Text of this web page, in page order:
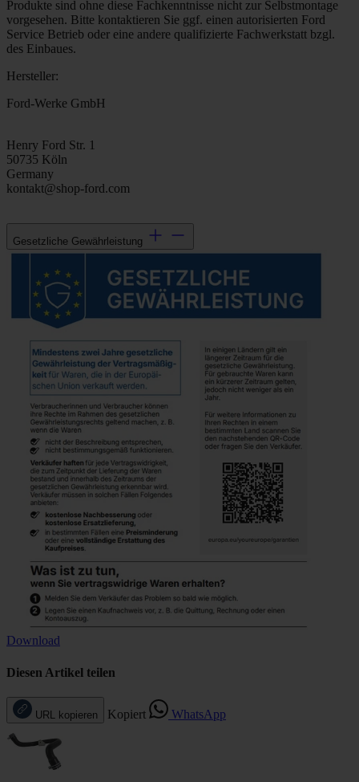
Produkte sind ohne diese Fachkenntnisse nicht zur Selbstmontage
vorgesehen. Bitte kontaktieren Sie ggf. einen autorisierten Ford
Service Betrieb oder eine andere qualifizierte Fachwerkstatt bzgl.
des Einbaues.
Hersteller:
Ford-Werke GmbH
Henry Ford Str. 1
50735 Köln
Germany
kontakt@shop-ford.com
Gesetzliche Gewährleistung
Download
Diesen Artikel teilen
URL kopieren Kopiert WhatsApp